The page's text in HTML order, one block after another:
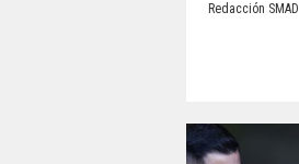
Redacción SMAD